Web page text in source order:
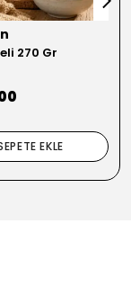
270 Gr
EKLE